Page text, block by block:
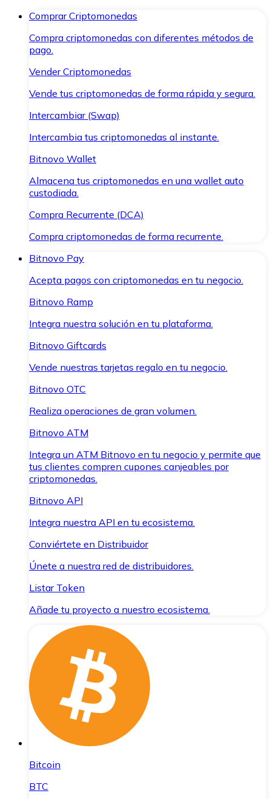
Comprar Criptomonedas
Compra criptomonedas con diferentes métodos de
pago.
Vender Criptomonedas
Vende tus criptomonedas de forma rápida y segura.
Intercambiar (Swap)
Intercambia tus criptomonedas al instante.
Bitnovo Wallet
Almacena tus criptomonedas en una wallet auto
custodiada.
Compra Recurrente (DCA)
Compra criptomonedas de forma recurrente.
Bitnovo Pay
Acepta pagos con criptomonedas en tu negocio.
Bitnovo Ramp
Integra nuestra solución en tu plataforma.
Bitnovo Giftcards
Vende nuestras tarjetas regalo en tu negocio.
Bitnovo OTC
Realiza operaciones de gran volumen.
Bitnovo ATM
Integra un ATM Bitnovo en tu negocio y permite que
tus clientes compren cupones canjeables por
criptomonedas.
Bitnovo API
Integra nuestra API en tu ecosistema.
Conviértete en Distribuidor
Únete a nuestra red de distribuidores.
Listar Token
Añade tu proyecto a nuestro ecosistema.
Bitcoin
BTC